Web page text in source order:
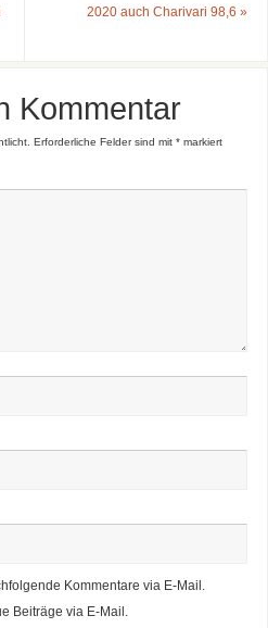
2020 auch Charivari 98,6»
Kommentar
Erforderliche Felder sind mit *markiert
Kommentare via E-Mail.
Beiträge via E-Mail.